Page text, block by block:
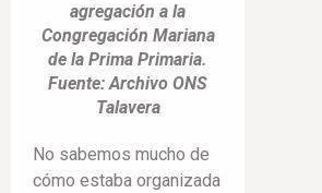
agregación a la
Congregación Mariana
de la Prima Primaria.
Fuente: Archivo ONS
Talavera
No sabemos mucho de
cómo estaba organizada